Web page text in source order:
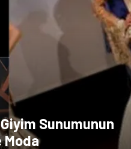
Sunumunun
Moda